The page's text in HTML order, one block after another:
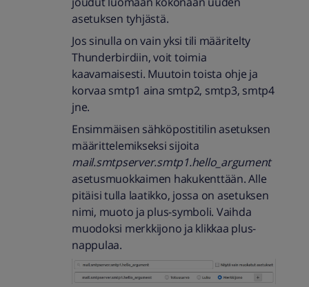
asetuksen tyhjästä.
Jos sinulla on vain yksi tili määritelty
Thunderbirdiin, voit toimia
kaavamaisesti. Muutoin toista ohje ja
korvaa smtp1 aina smtp2, smtp3, smtp4
jne.
Ensimmäisen sähköpostitilin asetuksen
määrittelemikseksi sijoita
mail.smtpserver.smtp1.hello_argument
asetusmuokkaimen hakukenttään. Alle
pitäisi tulla laatikko, jossa on asetuksen
nimi, muoto ja plus-symboli. Vaihda
muodoksi merkkijono ja klikkaa plus-
nappulaa.